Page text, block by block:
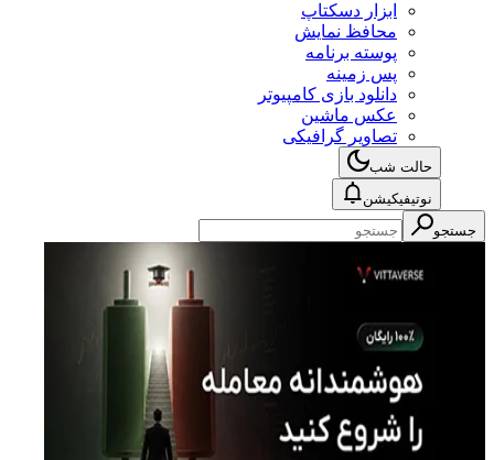
ابزار دسکتاپ
محافظ نمایش
پوسته برنامه
پس زمینه
دانلود بازی کامپیوتر
عکس ماشین
تصاویر گرافیکی
حالت شب
نوتیفیکیشن
جستجو